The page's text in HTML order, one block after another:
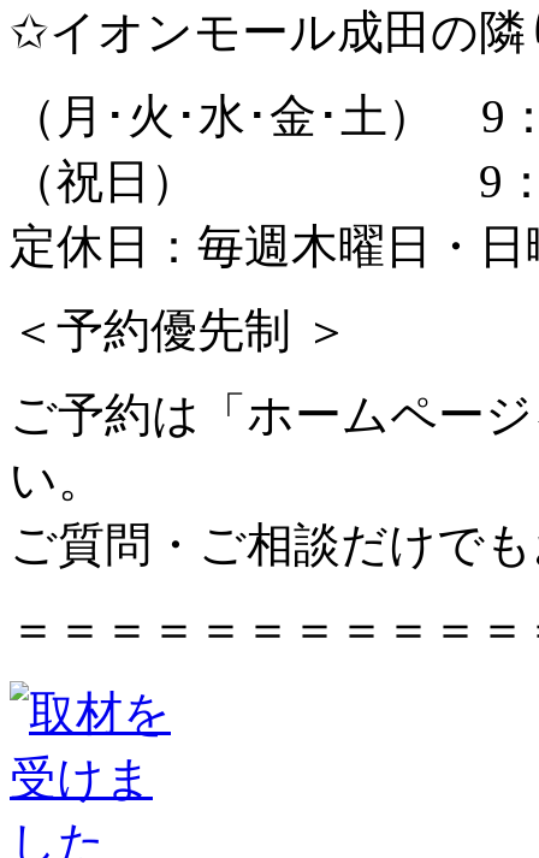
✩イオンモール成田の隣
（月･火･水･金･土） 9
（祝日） 9：30
定休日：毎週木曜日・日
＜予約優先制 ＞
ご予約は「ホームペー
い。
ご質問・ご相談だけで
＝＝＝＝＝＝＝＝＝＝